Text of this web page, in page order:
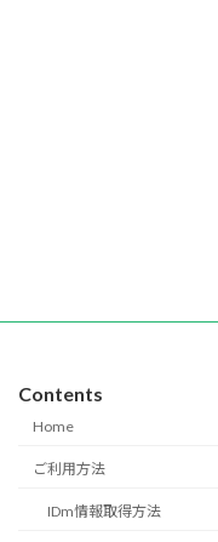
Contents
Home
ご利用方法
IDm情報取得方法